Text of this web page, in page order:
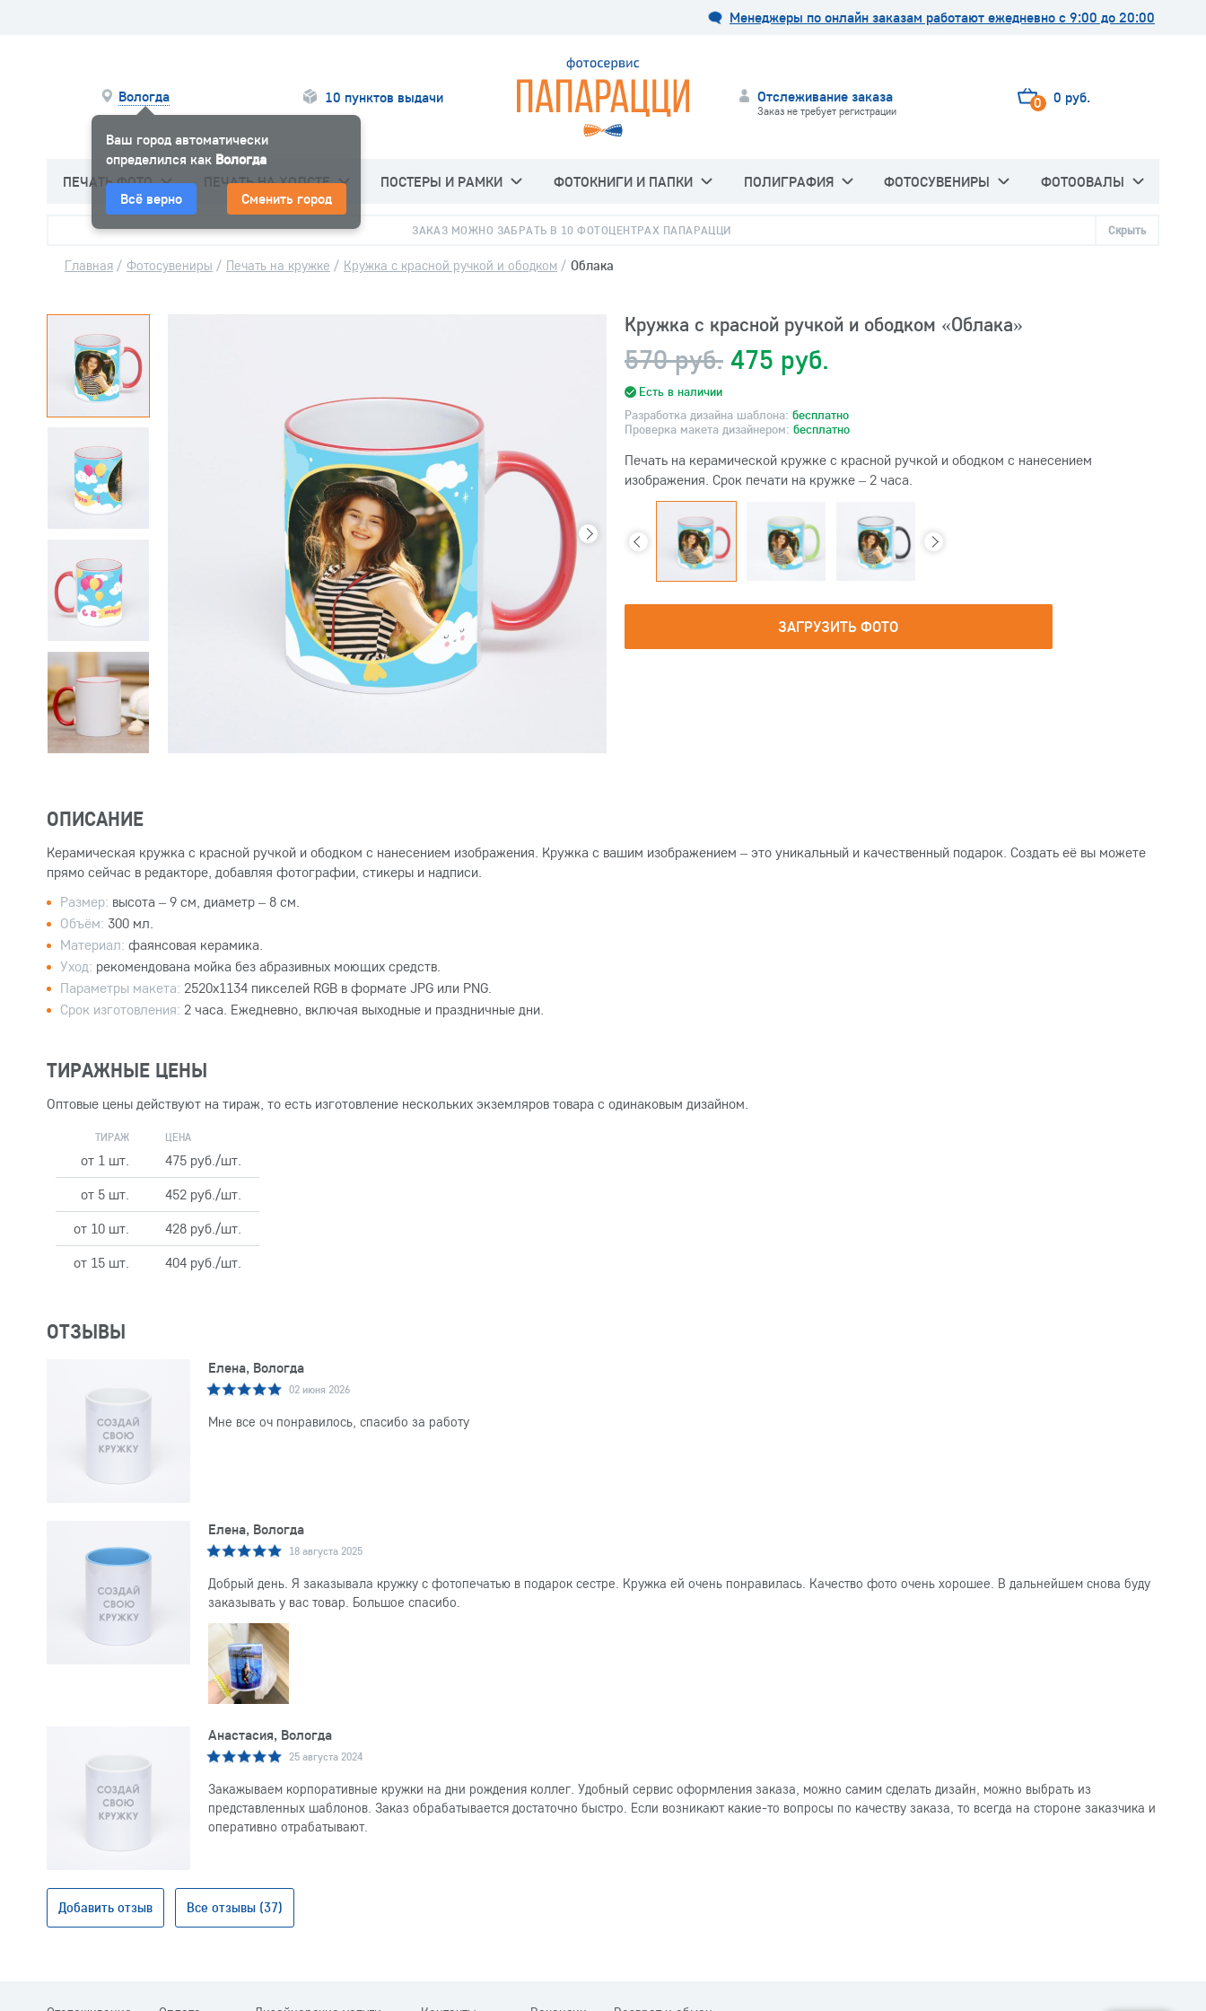
Менеджеры по онлайн заказам работают ежедневно с 9:00 до 20:00
Вологда
Ваш город автоматически
определился как Вологда
Всё верно Сменить город
10 пунктов выдачи Отслеживание заказа
Заказ не требует регистрации 0 0 руб.
ПЕЧАТЬ ФОТО ПЕЧАТЬ НА ХОЛСТЕ ПОСТЕРЫ И РАМКИ ФОТОКНИГИ И ПАПКИ ПОЛИГРАФИЯ ФОТОСУВЕНИРЫ ФОТООВАЛЫ
ЗАКАЗ МОЖНО ЗАБРАТЬ В 10 ФОТОЦЕНТРАХ ПАПАРАЦЦИ Скрыть
Главная / Фотосувениры / Печать на кружке / Кружка с красной ручкой и ободком / Облака
Кружка с красной ручкой и ободком «Облака»
570 руб. 475 руб.
Есть в наличии
Разработка дизайна шаблона: бесплатно
Проверка макета дизайнером: бесплатно
Печать на керамической кружке с красной ручкой и ободком с нанесением
изображения. Срок печати на кружке – 2 часа.
ЗАГРУЗИТЬ ФОТО
ОПИСАНИЕ
Керамическая кружка с красной ручкой и ободком с нанесением изображения. Кружка с вашим изображением – это уникальный и качественный подарок. Создать её вы можете
прямо сейчас в редакторе, добавляя фотографии, стикеры и надписи.
Размер: высота – 9 см, диаметр – 8 см.
Объём: 300 мл.
Материал: фаянсовая керамика.
Уход: рекомендована мойка без абразивных моющих средств.
Параметры макета: 2520x1134 пикселей RGB в формате JPG или PNG.
Срок изготовления: 2 часа. Ежедневно, включая выходные и праздничные дни.
ТИРАЖНЫЕ ЦЕНЫ
Оптовые цены действуют на тираж, то есть изготовление нескольких экземляров товара с одинаковым дизайном.
ТИРАЖ ЦЕНА
от 1 шт.
475 руб./шт.
от 5 шт.
452 руб./шт.
от 10 шт.
428 руб./шт.
от 15 шт.
404 руб./шт.
ОТЗЫВЫ
Елена, Вологда
02 июня 2026
Мне все оч понравилось, спасибо за работу
Елена, Вологда
18 августа 2025
Добрый день. Я заказывала кружку с фотопечатью в подарок сестре. Кружка ей очень понравилась. Качество фото очень хорошее. В дальнейшем снова буду
заказывать у вас товар. Большое спасибо.
Анастасия, Вологда
25 августа 2024
Закажываем корпоративные кружки на дни рождения коллег. Удобный сервис оформления заказа, можно самим сделать дизайн, можно выбрать из
представленных шаблонов. Заказ обрабатывается достаточно быстро. Если возникают какие-то вопросы по качеству заказа, то всегда на стороне заказчика и
оперативно отрабатывают.
Добавить отзыв Все отзывы (37)